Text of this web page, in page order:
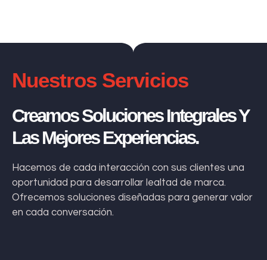
Nuestros Servicios
Creamos Soluciones Integrales Y
Las Mejores Experiencias.
Hacemos de cada interacción con sus clientes una
oportunidad para desarrollar lealtad de marca.
Ofrecemos soluciones diseñadas para generar valor
en cada conversación.